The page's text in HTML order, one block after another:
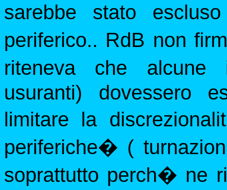
sarebbe stato
periferico.. RdB non
riteneva che alcune
usuranti) dovessero
limitare la
periferiche� (
soprattutto perch� ne